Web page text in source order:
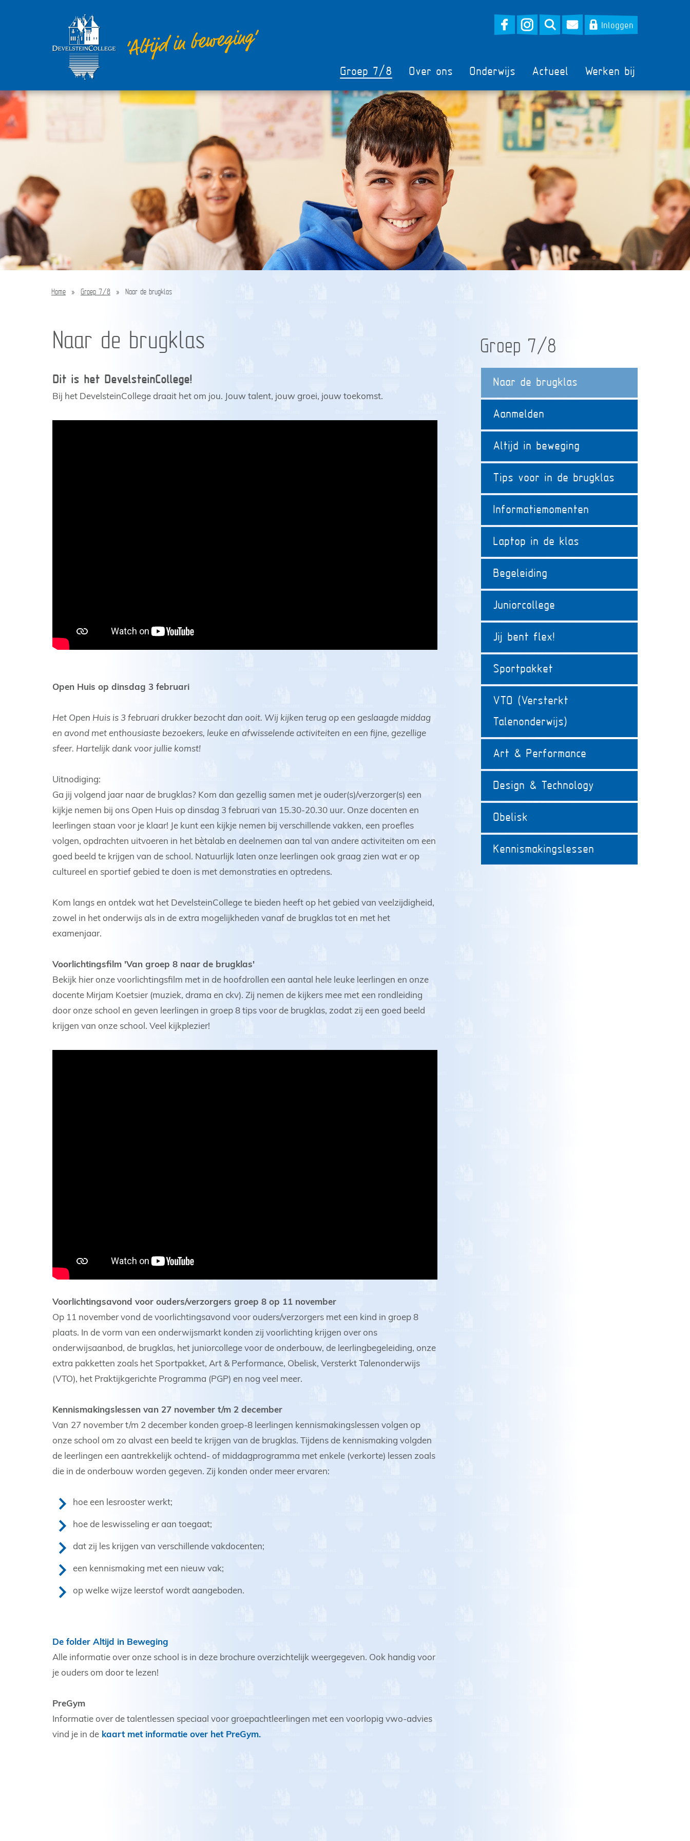
Inloggen
Groep 7/8 Over ons Onderwijs Actueel Werken bij
Home » Groep 7/8 » Naar de brugklas
Naar de brugklas
Dit is het DevelsteinCollege!
Bij het DevelsteinCollege draait het om jou. Jouw talent, jouw groei, jouw toekomst.
Open Huis op dinsdag 3 februari
Het Open Huis is 3 februari drukker bezocht dan ooit. Wij kijken terug op een geslaagde middag
en avond met enthousiaste bezoekers, leuke en afwisselende activiteiten en een fijne, gezellige
sfeer. Hartelijk dank voor jullie komst!
Uitnodiging:
Ga jij volgend jaar naar de brugklas? Kom dan gezellig samen met je ouder(s)/verzorger(s) een
kijkje nemen bij ons Open Huis op dinsdag 3 februari van 15.30-20.30 uur. Onze docenten en
leerlingen staan voor je klaar! Je kunt een kijkje nemen bij verschillende vakken, een proefles
volgen, opdrachten uitvoeren in het bètalab en deelnemen aan tal van andere activiteiten om een
goed beeld te krijgen van de school. Natuurlijk laten onze leerlingen ook graag zien wat er op
cultureel en sportief gebied te doen is met demonstraties en optredens.
Kom langs en ontdek wat het DevelsteinCollege te bieden heeft op het gebied van veelzijdigheid,
zowel in het onderwijs als in de extra mogelijkheden vanaf de brugklas tot en met het
examenjaar.
Voorlichtingsfilm 'Van groep 8 naar de brugklas'
Bekijk hier onze voorlichtingsfilm met in de hoofdrollen een aantal hele leuke leerlingen en onze
docente Mirjam Koetsier (muziek, drama en ckv). Zij nemen de kijkers mee met een rondleiding
door onze school en geven leerlingen in groep 8 tips voor de brugklas, zodat zij een goed beeld
krijgen van onze school. Veel kijkplezier!
Voorlichtingsavond voor ouders/verzorgers groep 8 op 11 november
Op 11 november vond de voorlichtingsavond voor ouders/verzorgers met een kind in groep 8
plaats. In de vorm van een onderwijsmarkt konden zij voorlichting krijgen over ons
onderwijsaanbod, de brugklas, het juniorcollege voor de onderbouw, de leerlingbegeleiding, onze
extra pakketten zoals het Sportpakket, Art & Performance, Obelisk, Versterkt Talenonderwijs
(VTO), het Praktijkgerichte Programma (PGP) en nog veel meer.
Kennismakingslessen van 27 november t/m 2 december
Van 27 november t/m 2 december konden groep-8 leerlingen kennismakingslessen volgen op
onze school om zo alvast een beeld te krijgen van de brugklas. Tijdens de kennismaking volgden
de leerlingen een aantrekkelijk ochtend- of middagprogramma met enkele (verkorte) lessen zoals
die in de onderbouw worden gegeven. Zij konden onder meer ervaren:
hoe een lesrooster werkt;
hoe de leswisseling er aan toegaat;
dat zij les krijgen van verschillende vakdocenten;
een kennismaking met een nieuw vak;
op welke wijze leerstof wordt aangeboden.
De folder Altijd in Beweging
Alle informatie over onze school is in deze brochure overzichtelijk weergegeven. Ook handig voor
je ouders om door te lezen!
PreGym
Informatie over de talentlessen speciaal voor groepachtleerlingen met een voorlopig vwo-advies
vind je in de kaart met informatie over het PreGym.
Groep 7/8
Naar de brugklas
Aanmelden
Altijd in beweging
Tips voor in de brugklas
Informatiemomenten
Laptop in de klas
Begeleiding
Juniorcollege
Jij bent flex!
Sportpakket
VTO (Versterkt
Talenonderwijs)
Art & Performance
Design & Technology
Obelisk
Kennismakingslessen